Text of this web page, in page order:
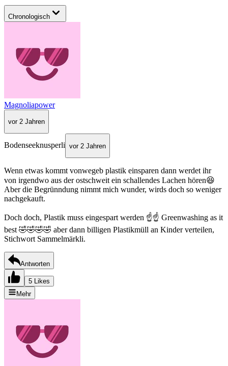
Chronologisch
Magnoliapower
vor 2 Jahren
Bodenseeknusperli vor 2 Jahren
Wenn etwas kommt vonwegeb plastik einsparen dann werdet ihr
von irgendwo aus der ostschweit ein schallendes Lachen hören😆
Aber die Begrünndung nimmt mich wunder, wirds doch so weniger
nachgekauft.
Doch doch, Plastik muss eingespart werden ☝️☝️ Greenwashing as it
best 🤣🤣🤣🤣 aber dann billigen Plastikmüll an Kinder verteilen,
Stichwort Sammelmärkli.
Antworten
5 Likes
Mehr